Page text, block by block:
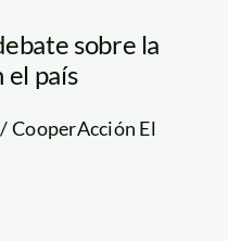
sobre la
país
CooperAcción El